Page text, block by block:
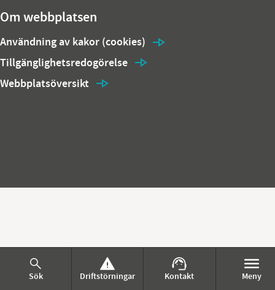
Sök Driftstörningar Kontakt Meny
Om webbplatsen
Användning av kakor (cookies)
Tillgänglighetsredogörelse
Webbplatsöversikt